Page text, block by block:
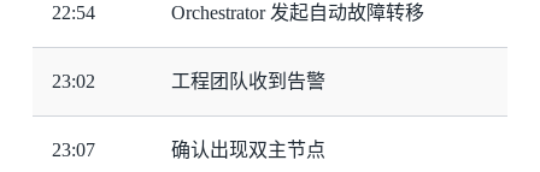
22:54 Orchestrator 发起自动故障转移
23:02 工程团队收到告警
23:07 确认出现双主节点